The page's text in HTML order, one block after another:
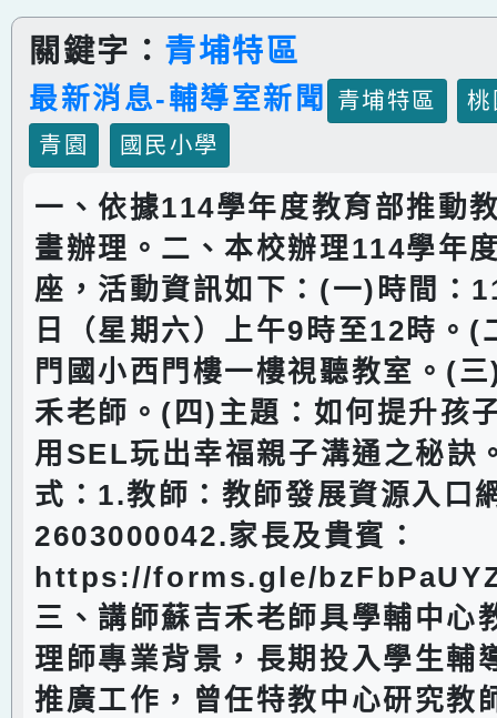
關鍵字： 青埔特區
最新消息-輔導室新聞 青埔特區
青園
國民小學
一、依據114學年度教育部推動
畫辦理。二、本校辦理114學年
座，活動資訊如下：(一)時間：
日（星期六）上午9時至12時。(
門國小西門樓一樓視聽教室。(
禾老師。(四)主題：如何提升孩
用SEL玩出幸福親子溝通之秘訣
式：1.教師：教師發展資源入口
2603000042.家長及貴賓：
https://forms.gle/
三、講師蘇吉禾老師具學輔中心
理師專業背景，長期投入學生輔
推廣工作，曾任特教中心研究教